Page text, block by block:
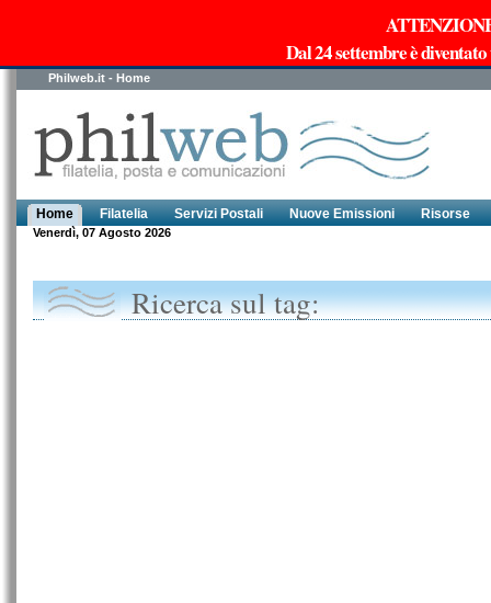
Dal 24 settembre è
Philweb.it - Home
Home Filatelia Servizi Postali Nuove Emissioni Risorse
Venerdì, 07 Agosto 2026
Ricerca sul tag: